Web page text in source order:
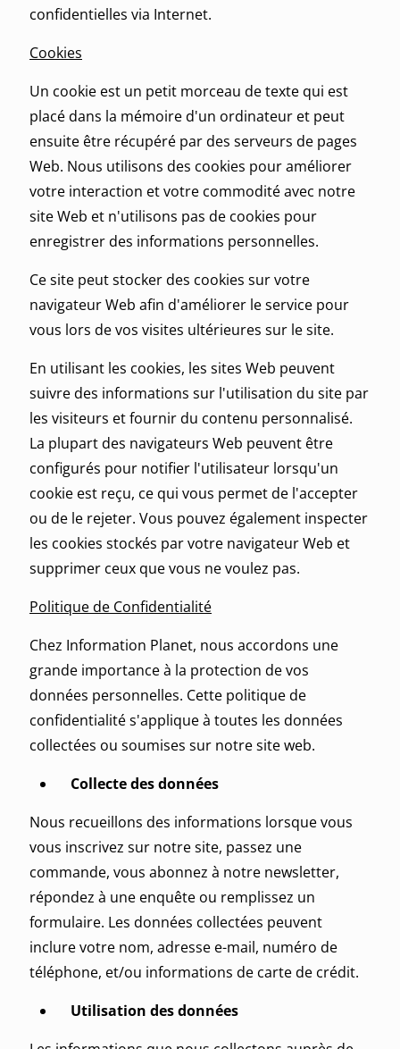
confidentielles via Internet.
Cookies
Un cookie est un petit morceau de texte qui est
placé dans la mémoire d'un ordinateur et peut
ensuite être récupéré par des serveurs de pages
Web. Nous utilisons des cookies pour améliorer
votre interaction et votre commodité avec notre
site Web et n'utilisons pas de cookies pour
enregistrer des informations personnelles.
Ce site peut stocker des cookies sur votre
navigateur Web afin d'améliorer le service pour
vous lors de vos visites ultérieures sur le site.
En utilisant les cookies, les sites Web peuvent
suivre des informations sur l'utilisation du site par
les visiteurs et fournir du contenu personnalisé.
La plupart des navigateurs Web peuvent être
configurés pour notifier l'utilisateur lorsqu'un
cookie est reçu, ce qui vous permet de l'accepter
ou de le rejeter. Vous pouvez également inspecter
les cookies stockés par votre navigateur Web et
supprimer ceux que vous ne voulez pas.
Politique de Confidentialité
Chez Information Planet, nous accordons une
grande importance à la protection de vos
données personnelles. Cette politique de
confidentialité s'applique à toutes les données
collectées ou soumises sur notre site web.
Collecte des données
Nous recueillons des informations lorsque vous
vous inscrivez sur notre site, passez une
commande, vous abonnez à notre newsletter,
répondez à une enquête ou remplissez un
formulaire. Les données collectées peuvent
inclure votre nom, adresse e-mail, numéro de
téléphone, et/ou informations de carte de crédit.
Utilisation des données